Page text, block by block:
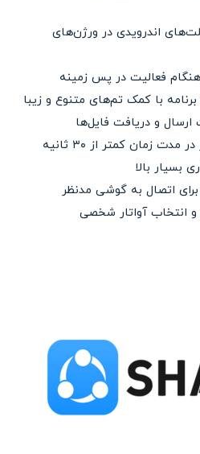
اندرویدی در ورژن‌های
هنگام فعالیت در پس زمینه
با کمک تم‌های متنوع و زیبا
و دریافت فایل‌ها
زمان کمتر از ۳۰ ثانیه
بسیار بالا
اتصال به گوشی مدنظر
و انتخاب آواتار شخصی